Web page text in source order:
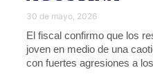
30 de mayo, 2026
El fiscal confirmo que los
joven en medio de una
con fuertes agresiones a